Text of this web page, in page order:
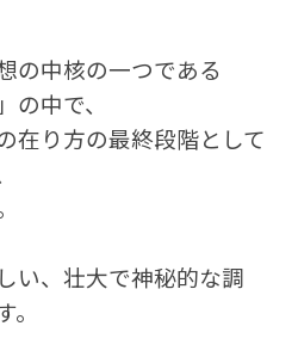
の中核の一つである
の中で、
在り方の最終段階として
い、壮大で神秘的な調